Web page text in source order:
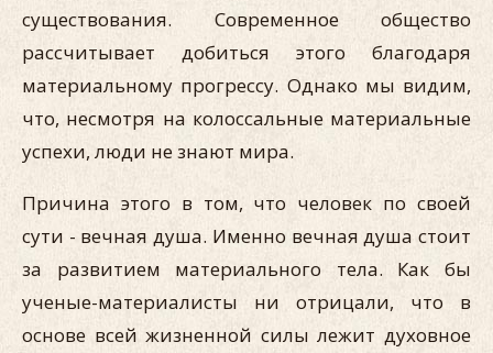
существования. Современное общество
рассчитывает добиться этого благодаря
материальному прогрессу. Однако мы видим,
что, несмотря на колоссальные материальные
успехи, люди не знают мира.
Причина этого в том, что человек по своей
сути - вечная душа. Именно вечная душа стоит
за развитием материального тела. Как бы
ученые-материалисты ни отрицали, что в
основе всей жизненной силы лежит духовное